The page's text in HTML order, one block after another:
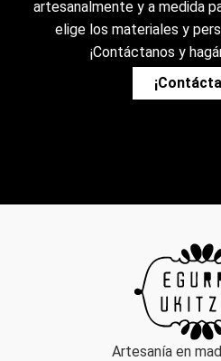
artesanalmente y a medida
elige los materiales y
¡Contáctanos y
Artesanía en